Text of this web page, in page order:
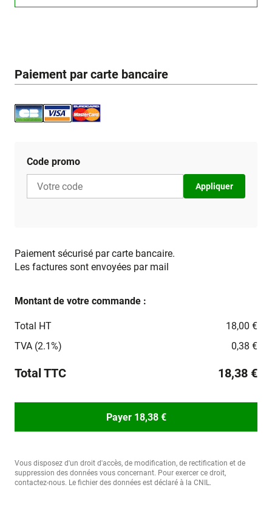
Paiement par carte bancaire
Code promo
Appliquer
Paiement sécurisé par carte bancaire.
Les factures sont envoyées par mail
Montant de votre commande :
Total HT
18,00 €
TVA (2.1%)
0,38 €
Total TTC 18,38 €
Payer 18,38 €
Vous disposez d'un droit d'accès, de modification, de rectification et de
suppression des données vous concernant. Pour exercer ce droit,
contactez-nous. Le fichier des données est déclaré à la CNIL.